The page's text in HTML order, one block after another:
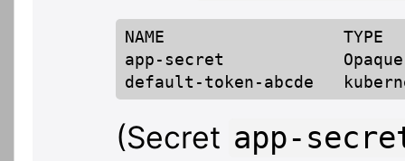
NAME                  TYPE
app-secret
default-token-abcde
(Secret app-